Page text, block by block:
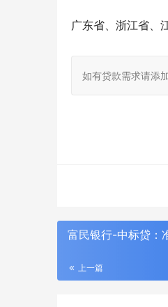
广东省、浙江省、
如有贷款需求请添
富民银行-中标贷：
上一篇